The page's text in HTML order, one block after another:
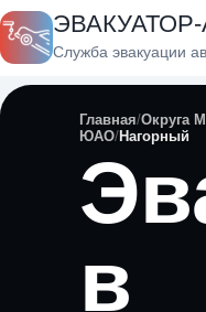
Служба эвакуации
Главная Округа
ЮАО Нагорный
в